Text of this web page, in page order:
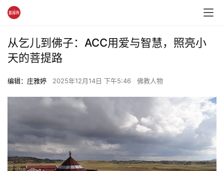
从乞儿到佛子：ACC用爱与智慧，照亮小
天的菩提路
编辑：庄雅婷 2025年12月14日 下午5:46 佛教人物